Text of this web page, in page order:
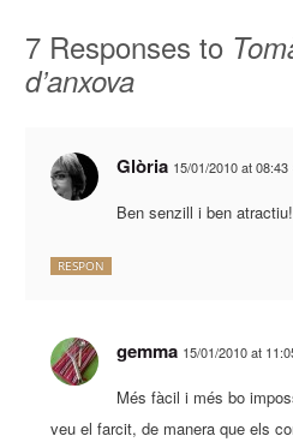
7 Responses to
d’anxova
Glòria 15/01/2010 at 08:43
Ben senzill i ben atractiu!
RESPON
gemma 15/01/2010 at
Més fàcil i més bo
veu el farcit, de manera que els